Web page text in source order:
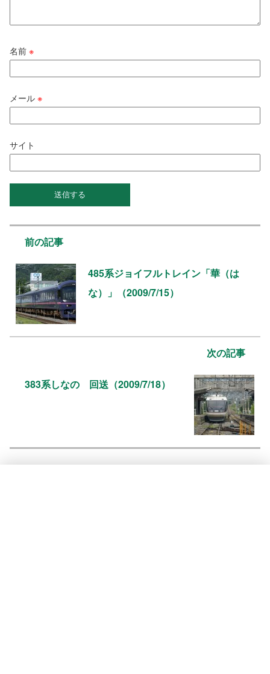
名前※
メール※
サイト
前の記事
485系ジョイフルトレイン「華（は
な）」（2009/7/15）
次の記事
383系しなの 回送（2009/7/18）